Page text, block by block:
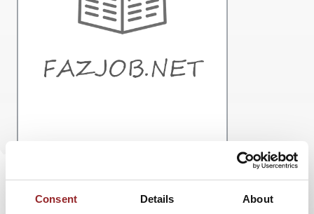
Consent Details About
Wer kennt das nicht, zu Hause lernen! Doch man
lässt sich immer wieder von anderen Dingen